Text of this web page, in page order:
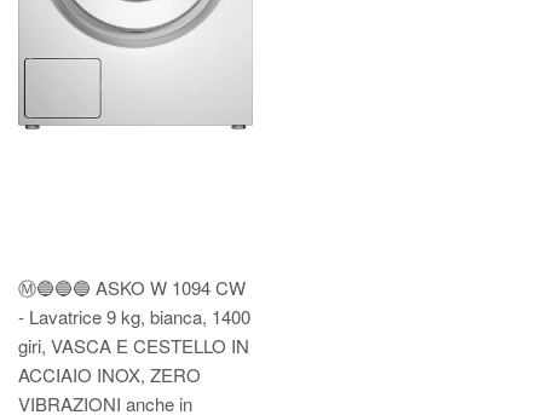
Ⓜ️🔵🔵🔵 ASKO W 1094 CW
- Lavatrice 9 kg, bianca, 1400
giri, VASCA E CESTELLO IN
ACCIAIO INOX, ZERO
VIBRAZIONI anche in